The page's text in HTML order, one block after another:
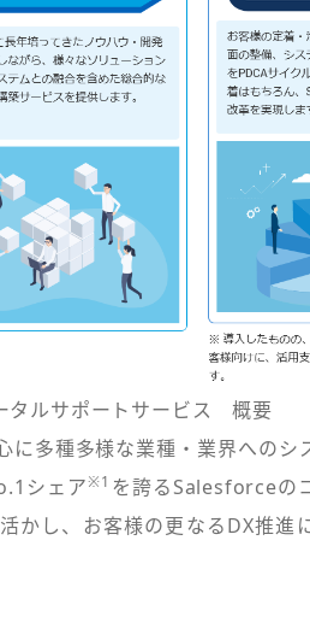
ルサポートサービス 概要
多種多様な業種・業界へのシ
シェア※1 を誇るSalesforceの
かし、お客様の更なるDX推進